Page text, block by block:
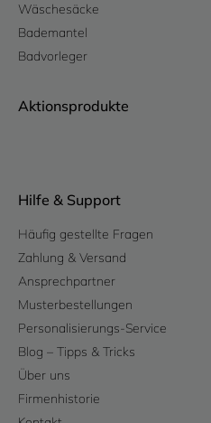
Wäschesäcke
Bademantel
Badvorleger
Aktionsprodukte
Hilfe & Support
Häufig gestellte Fragen
Zahlung & Versand
Ansprechpartner
Musterbestellungen
Personalisierungs-Service
Blog – Tipps & Tricks
Über uns
Firmenhistorie